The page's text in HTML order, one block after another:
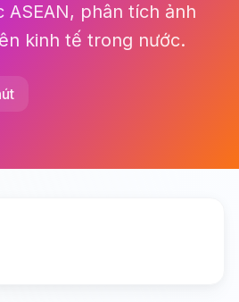
ASEAN, phân tích ảnh
kinh tế trong nước.